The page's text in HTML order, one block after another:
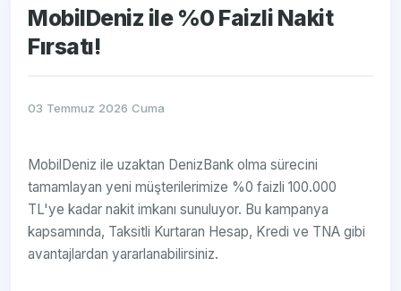
MobilDeniz ile %0 Faizli Nakit
Fırsatı!
03 Temmuz 2026 Cuma
MobilDeniz ile uzaktan DenizBank olma sürecini
tamamlayan yeni müşterilerimize %0 faizli 100.000
TL'ye kadar nakit imkanı sunuluyor. Bu kampanya
kapsamında, Taksitli Kurtaran Hesap, Kredi ve TNA gibi
avantajlardan yararlanabilirsiniz.